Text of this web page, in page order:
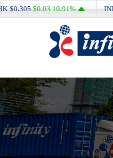
10.91% INFINITY L&T